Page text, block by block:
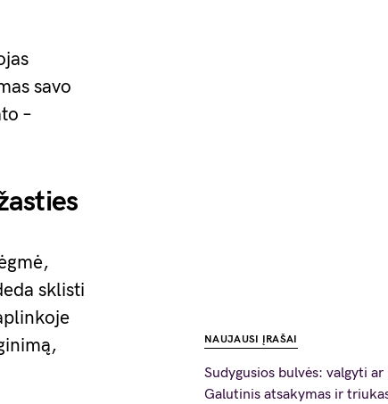
savo
–
sklisti
NAUJAUSI ĮRAŠAI
Sudygusios bulvės: valgyti ar
Galutinis atsakymas ir